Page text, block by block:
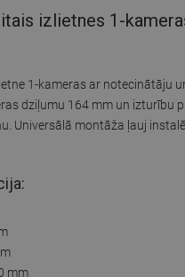
izlietnes 1-
1-kameras ar notecinātāju
dziļumu 164 mm un izturību
Universālā montāža ļauj
mm